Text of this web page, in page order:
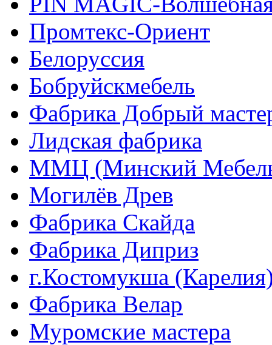
Промтекс-Ориент
Белоруссия
Бобруйскмебель
Фабрика Добрый
Лидская фабрика
ММЦ (Минский
Могилёв Древ
Фабрика Скайда
Фабрика Диприз
г.Костомукша
Фабрика Велар
Муромские мастера